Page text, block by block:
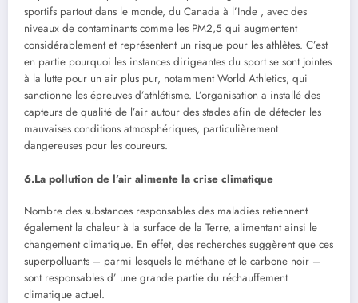
sportifs partout dans le monde, du Canada à l’Inde , avec des
niveaux de contaminants comme les PM2,5 qui augmentent
considérablement et représentent un risque pour les athlètes. C’est
en partie pourquoi les instances dirigeantes du sport se sont jointes
à la lutte pour un air plus pur, notamment World Athletics, qui
sanctionne les épreuves d’athlétisme. L’organisation a installé des
capteurs de qualité de l’air autour des stades afin de détecter les
mauvaises conditions atmosphériques, particulièrement
dangereuses pour les coureurs.
6.La pollution de l’air alimente la crise climatique
Nombre des substances responsables des maladies retiennent
également la chaleur à la surface de la Terre, alimentant ainsi le
changement climatique. En effet, des recherches suggèrent que ces
superpolluants – parmi lesquels le méthane et le carbone noir –
sont responsables d’ une grande partie du réchauffement
climatique actuel.